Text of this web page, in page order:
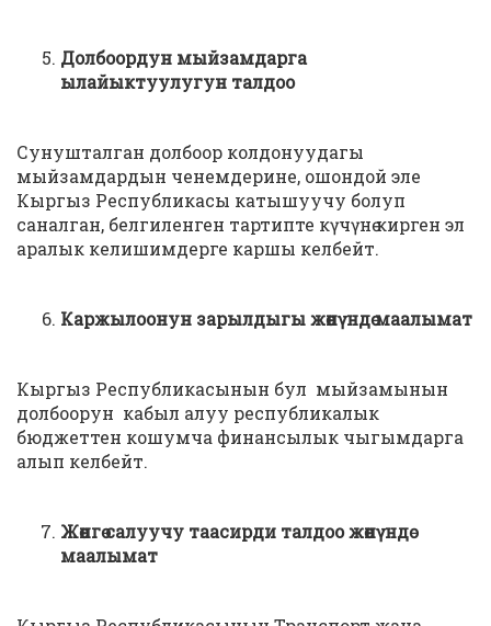
Долбоордун мыйзамдарга
ылайыктуулугун талдоо
Сунушталган долбоор колдонуудагы
мыйзамдардын ченемдерине, ошондой эле
Кыргыз Республикасы катышуучу болуп
саналган, белгиленген тартипте күчүнө кирген эл
аралык келишимдерге каршы келбейт.
Каржылоонун зарылдыгы жөнүндө маалымат
Кыргыз Республикасынын бул мыйзамынын
долбоорун кабыл алуу республикалык
бюджеттен кошумча финансылык чыгымдарга
алып келбейт.
Жөнгө салуучу таасирди талдоо жөнүндө
маалымат